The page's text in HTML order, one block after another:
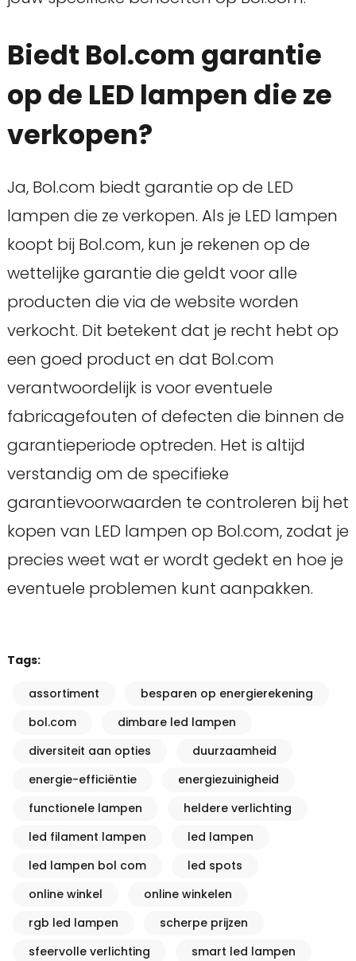
Biedt Bol.com garantie
op de LED lampen die ze
verkopen?
Ja, Bol.com biedt garantie op de LED
lampen die ze verkopen. Als je LED lampen
koopt bij Bol.com, kun je rekenen op de
wettelijke garantie die geldt voor alle
producten die via de website worden
verkocht. Dit betekent dat je recht hebt op
een goed product en dat Bol.com
verantwoordelijk is voor eventuele
fabricagefouten of defecten die binnen de
garantieperiode optreden. Het is altijd
verstandig om de specifieke
garantievoorwaarden te controleren bij het
kopen van LED lampen op Bol.com, zodat je
precies weet wat er wordt gedekt en hoe je
eventuele problemen kunt aanpakken.
Tags:
assortiment
besparen op energierekening
bol.com
dimbare led lampen
diversiteit aan opties
duurzaamheid
energie-efficiëntie
energiezuinigheid
functionele lampen
heldere verlichting
led filament lampen
led lampen
led lampen bol com
led spots
online winkel
online winkelen
rgb led lampen
scherpe prijzen
sfeervolle verlichting
smart led lampen